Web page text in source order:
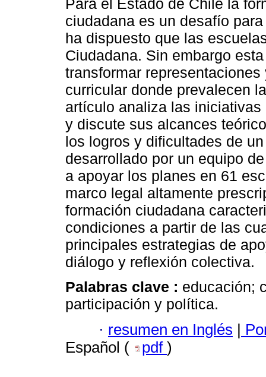
Para el Estado de Chile la
ciudadana es un desafío
ha dispuesto que las
Ciudadana. Sin embargo
transformar
curricular donde prevalecen
artículo analiza las
y discute sus alcances
los logros y dificultades de
desarrollado por un equipo
a apoyar los planes en 61
marco legal altamente
formación ciudadana
condiciones a partir de las
principales estrategias de
diálogo y reflexión colectiva.
Palabras clave : educación;
participación y política.
· resumen en Inglés |
Español (
pdf )